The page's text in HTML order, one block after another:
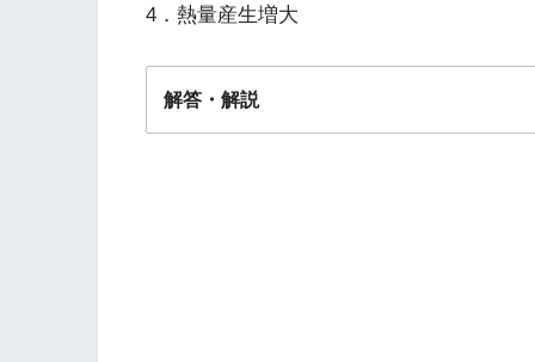
4．熱量産生増大
解答・解説